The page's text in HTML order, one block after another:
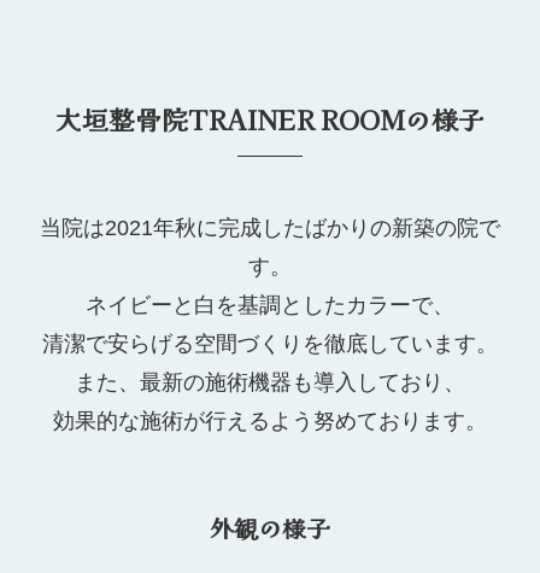
大垣整骨院TRAINER ROOMの様子
当院は2021年秋に完成したばかりの新築の院で
す。
ネイビーと白を基調としたカラーで、
清潔で安らげる空間づくりを徹底しています。
また、最新の施術機器も導入しており、
効果的な施術が行えるよう努めております。
外観の様子